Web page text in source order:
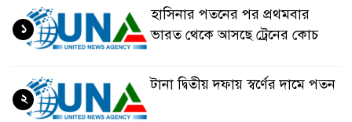
হাসিনার পতনের পর প্রথমবার
ভারত থেকে আসছে ট্রেনের কোচ
১
টানা দ্বিতীয় দফায় স্বর্ণের দামে পতন
২